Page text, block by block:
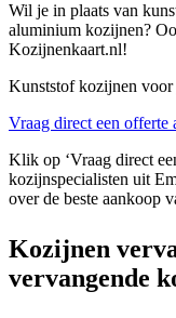
Wil je in plaats van
aluminium kozijnen?
Kozijnenkaart.nl!
Kunststof kozijnen
Vraag direct een offerte
Klik op ‘Vraag direct
kozijnspecialisten uit
over de beste aankoop
Kozijnen
vervangende